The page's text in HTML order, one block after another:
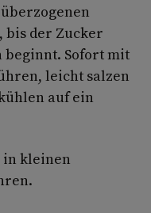
der Zucker
Sofort mit
leicht salzen
auf ein
in kleinen